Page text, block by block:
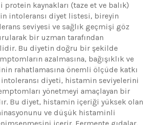
kaynakları (taze et ve balık)
intoleransı diyet listesi, bireyin
seviyesi ve sağlık geçmişi göz
bir uzman tarafından
Bu diyetin doğru bir şekilde
azalmasına, bağışıklık ve
rahatlamasına önemli ölçüde katkı
diyeti, histamin seviyelerini
yönetmeyi amaçlayan bir
Bu diyet, histamin içeriği yüksek olan
ve düşük histaminli